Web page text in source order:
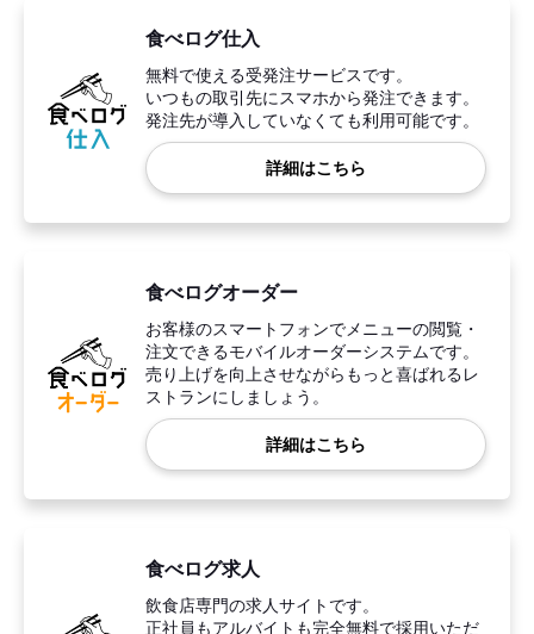
食べログ仕入
無料で使える受発注サービスです。
いつもの取引先にスマホから発注できます。
発注先が導入していなくても利用可能です。
詳細はこちら
食べログオーダー
お客様のスマートフォンでメニューの閲覧・
注文できるモバイルオーダーシステムです。
売り上げを向上させながらもっと喜ばれるレ
ストランにしましょう。
詳細はこちら
食べログ求人
飲食店専門の求人サイトです。
正社員もアルバイトも完全無料で採用いただ